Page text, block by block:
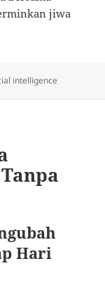
jiwa
intelligence
Hari